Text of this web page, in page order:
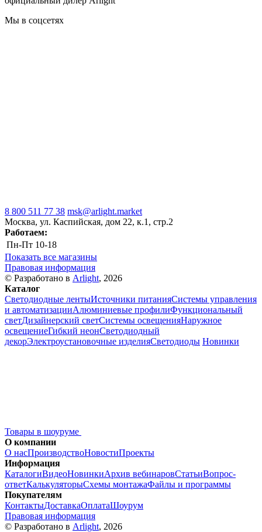
Мы в соцсетях
8 800 511 77 38 msk@arlight.market
Москва, ул. Каспийская, дом 22, к.1, стр.2
Работаем:
Пн-Пт 10-18
Показать все магазины
Правовая информация
© Разработано в Arlight, 2026
Каталог
Светодиодные лентыИсточники питанияСистемы управления
и автоматизацииАлюминиевые профилиФункциональный
светДизайнерский светСистемы освещенияНаружное
освещениеГибкий неонСветодиодный
декорЭлектроустановочные изделияСветодиоды Новинки
Товары в шоуруме
О компании
О насПроизводствоНовостиПроекты
Информация
КаталогиВидеоНовинкиАрхив вебинаровСтатьиВопрос-
ответКалькуляторыСхемы монтажаФайлы и программы
Покупателям
КонтактыДоставкаОплатаШоурум
Правовая информация
© Разработано в Arlight, 2026